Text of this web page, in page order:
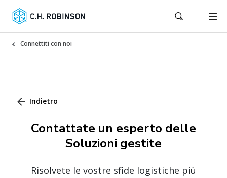
Connettiti con noi
Indietro
Contattate un esperto delle
Soluzioni gestite
Risolvete le vostre sfide logistiche più